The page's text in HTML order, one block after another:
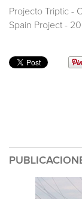
Projecto Triptic -
Spain Project -